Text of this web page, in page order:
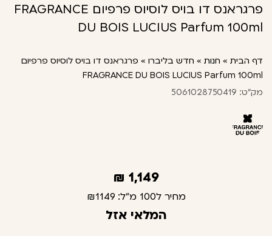
פרגראנס דו בויס לוסיוס פרפיום FRAGRANCE
DU BOIS LUCIUS Parfum 100ml
דף הבית » חנות » חדש בליברו » פרגראנס דו בויס לוסיוס פרפיום
FRAGRANCE DU BOIS LUCIUS Parfum 100ml
מק"ט: 5061028750419
1,149
₪
מחיר ל100 מ"ל: ₪1149
המלאי אזל